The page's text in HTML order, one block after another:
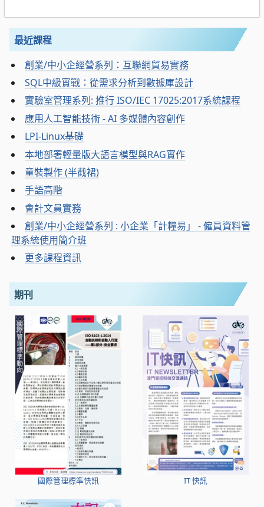
最近課程
創業/中小企經營系列：互聯網貿易實務
SQL中級實戰：從需求分析到數據庫設計
實驗室管理系列: 推行 ISO/IEC 17025:2017系統課程
應用人工智能技術 - AI 多媒體內容創作
LPI-Linux基礎
本地部署輕量版大語言模型與RAG實作
童裝製作 (半截裙)
手語高階
會計文員實務
創業/中小企經營系列 : 小企業「計糧易」 - 僱員資料管
理系統使用簡介班
更多課程資訊
期刊
國際管理標準快訊 IT 快訊